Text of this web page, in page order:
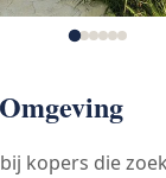
kopers die